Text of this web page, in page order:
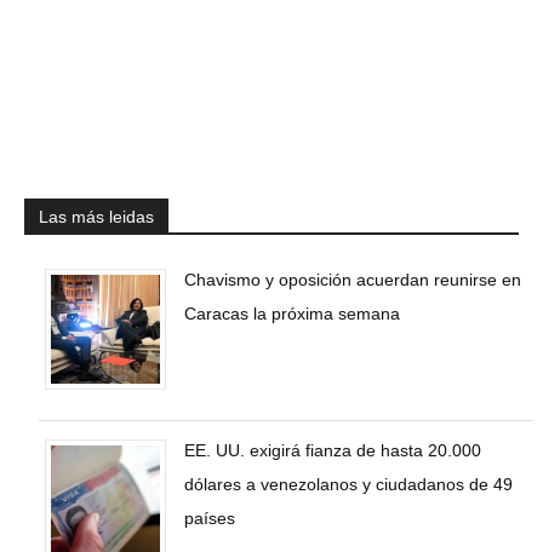
Las más leidas
Chavismo y oposición acuerdan reunirse en
Caracas la próxima semana
EE. UU. exigirá fianza de hasta 20.000
dólares a venezolanos y ciudadanos de 49
países